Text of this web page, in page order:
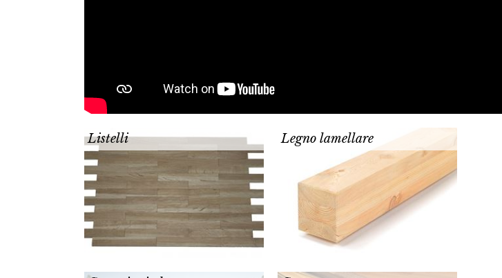
Listelli Legno lamellare